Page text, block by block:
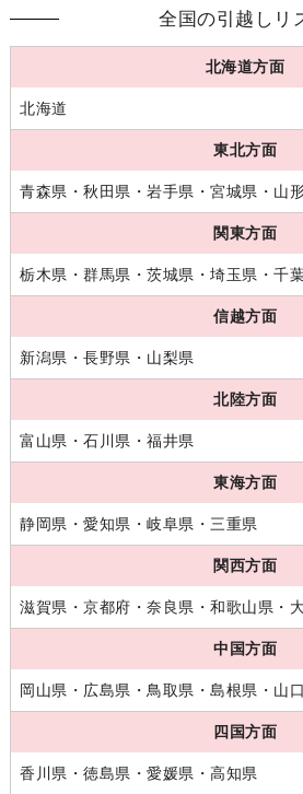
全国の引越しリ
北海道方面
北海道
東北方面
青森県・秋田県・岩手県・宮城県・山
関東方面
栃木県・群馬県・茨城県・埼玉県・千
信越方面
新潟県・長野県・山梨県
北陸方面
富山県・石川県・福井県
東海方面
静岡県・愛知県・岐阜県・三重県
関西方面
滋賀県・京都府・奈良県・和歌山県・
中国方面
岡山県・広島県・鳥取県・島根県・山
四国方面
香川県・徳島県・愛媛県・高知県